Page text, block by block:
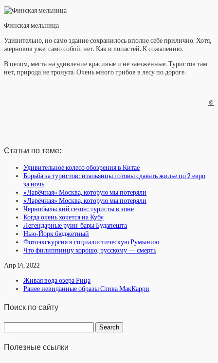
Финская мельница
Удивительно, но само здание сохранилось вполне себе прилично. Хотя,
жерновов уже, само собой, нет. Как и лопастей. К сожалению.
В целом, места на удивление красивые и не заезженные. Туристов там
нет, природа не тронута. Очень много грибов в лесу по дороге.
©
Статьи по теме:
Удивительное колесо обозрения в Китае
Борьба за туристов: итальянцы готовы сдавать жилье по 2 евро
за ночь
«Ларёчная» Москва, которую мы потеряли
«Ларёчная» Москва, которую мы потеряли
Чернобыльский сезон: туристы в зоне
Когда очень хочется на Кубу
Легендарные руин-бары Будапешта
Нью-Йорк бюджетный
Фотоэкскурсия в социалистическую Румынию
Что филиппинцу хорошо, русскому — смерть
Апр 14, 2022
Живая вода озера Рица
Ранее невиданные образы Стива МакКарри
Поиск по сайту
Полезные ссылки